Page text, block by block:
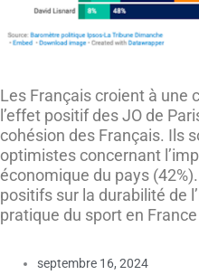
Les Français croient à une
l’effet positif des JO de
cohésion des Français. Ils
optimistes concernant
économique du pays
positifs sur la durabilité de
pratique du sport en France
septembre 16, 2024